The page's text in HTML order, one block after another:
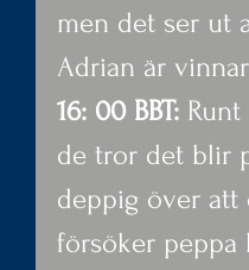
men det ser ut
Adrian är
16: 00 BBT:
de tror det blir
deppig över att
försöker